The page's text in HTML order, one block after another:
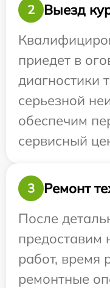
2
Выезд
приедет в
диагностики
серьезной
обеспечим
сервисный
3
Ремонт
После
предоставим
работ, время
ремонтные